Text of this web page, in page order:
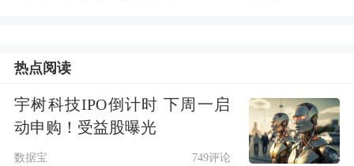
热点阅读
宇树科技IPO倒计时 下周一启
动申购！受益股曝光
数据宝 749评论